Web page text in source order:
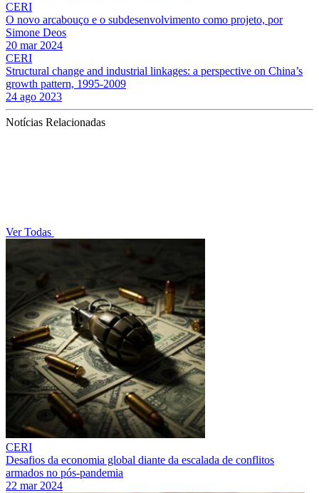
CERI
O novo arcabouço e o subdesenvolvimento como projeto, por
Simone Deos
20 mar 2024
CERI
Structural change and industrial linkages: a perspective on China’s
growth pattern, 1995-2009
24 ago 2023
Notícias Relacionadas
Ver Todas
CERI
Desafios da economia global diante da escalada de conflitos
armados no pós-pandemia
22 mar 2024